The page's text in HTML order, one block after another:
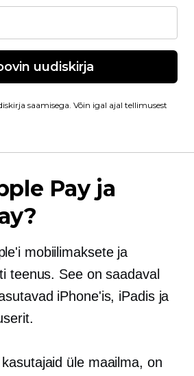
uudiskirja
saamisega. Võin igal ajal tellimusest
Pay ja
mobiilimaksete ja
teenus. See on saadaval
iPhone'is, iPadis ja
kasutajaid üle maailma, on